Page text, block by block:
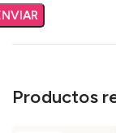
Productos